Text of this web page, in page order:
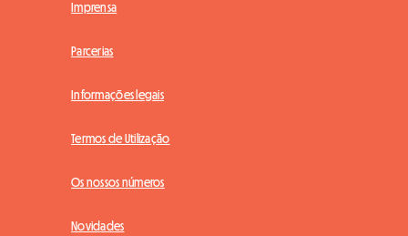
Imprensa
Parcerias
Informações legais
Termos de Utilização
Os nossos números
Novidades